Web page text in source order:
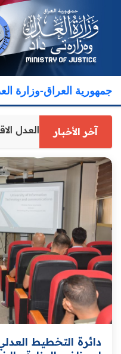
جمهورية العراق-وزارة
آخر الأخباروكيل وزارة
دائرة التخطيط